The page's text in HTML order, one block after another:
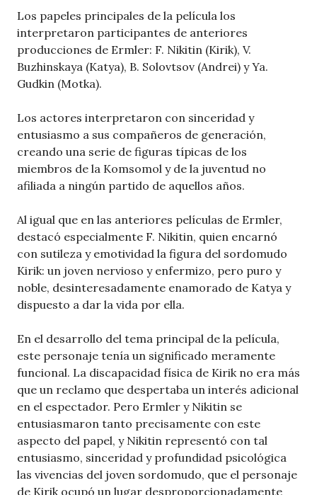
Los papeles principales de la película los
interpretaron participantes de anteriores
producciones de Ermler: F. Nikitin (Kirik), V.
Buzhinskaya (Katya), B. Solovtsov (Andrei) y Ya.
Gudkin (Motka).
Los actores interpretaron con sinceridad y
entusiasmo a sus compañeros de generación,
creando una serie de figuras típicas de los
miembros de la Komsomol y de la juventud no
afiliada a ningún partido de aquellos años.
Al igual que en las anteriores películas de Ermler,
destacó especialmente F. Nikitin, quien encarnó
con sutileza y emotividad la figura del sordomudo
Kirik: un joven nervioso y enfermizo, pero puro y
noble, desinteresadamente enamorado de Katya y
dispuesto a dar la vida por ella.
En el desarrollo del tema principal de la película,
este personaje tenía un significado meramente
funcional. La discapacidad física de Kirik no era más
que un reclamo que despertaba un interés adicional
en el espectador. Pero Ermler y Nikitin se
entusiasmaron tanto precisamente con este
aspecto del papel, y Nikitin representó con tal
entusiasmo, sinceridad y profundidad psicológica
las vivencias del joven sordomudo, que el personaje
de Kirik ocupó un lugar desproporcionadamente